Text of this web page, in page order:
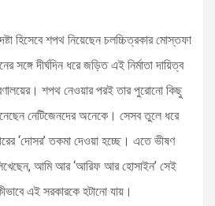
হিসেবে শপথ নিয়েছেন চলচ্চিত্রকার মোস্তফা
সঙ্গে দীর্ঘদিন ধরে জড়িত এই নির্মাতা দায়িত্ব
শপথ নেওয়ার পরই তার পুরোনো কিছু
নেটিজেনদের অনেকে। সেসব তুলে ধরে
‘দোসর’ তকমা দেওয়া হচ্ছে। এতে ভীষণ
লিখেছেন, আমি আর ‘আরিফ আর হোসাইন’ সেই
এই সরকারকে হটানো যায়।